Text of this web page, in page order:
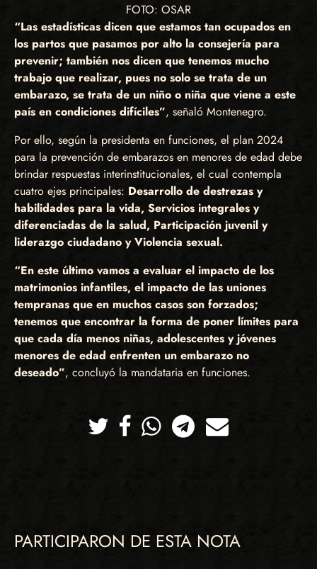
FOTO: OSAR
“Las estadísticas dicen que estamos tan ocupados en
los partos que pasamos por alto la consejería para
prevenir; también nos dicen que tenemos mucho
trabajo que realizar, pues no solo se trata de un
embarazo, se trata de un niño o niña que viene a este
país en condiciones difíciles”, señaló Montenegro.
Por ello, según la presidenta en funciones, el plan 2024
para la prevención de embarazos en menores de edad debe
brindar respuestas interinstitucionales, el cual contempla
cuatro ejes principales: Desarrollo de destrezas y
habilidades para la vida, Servicios integrales y
diferenciadas de la salud, Participación juvenil y
liderazgo ciudadano y Violencia sexual.
“En este último vamos a evaluar el impacto de los
matrimonios infantiles, el impacto de las uniones
tempranas que en muchos casos son forzados;
tenemos que encontrar la forma de poner límites para
que cada día menos niñas, adolescentes y jóvenes
menores de edad enfrenten un embarazo no
deseado”, concluyó la mandataria en funciones.
TwitterFacebookWhatsappTelegramCorreo
PARTICIPARON DE ESTA NOTA